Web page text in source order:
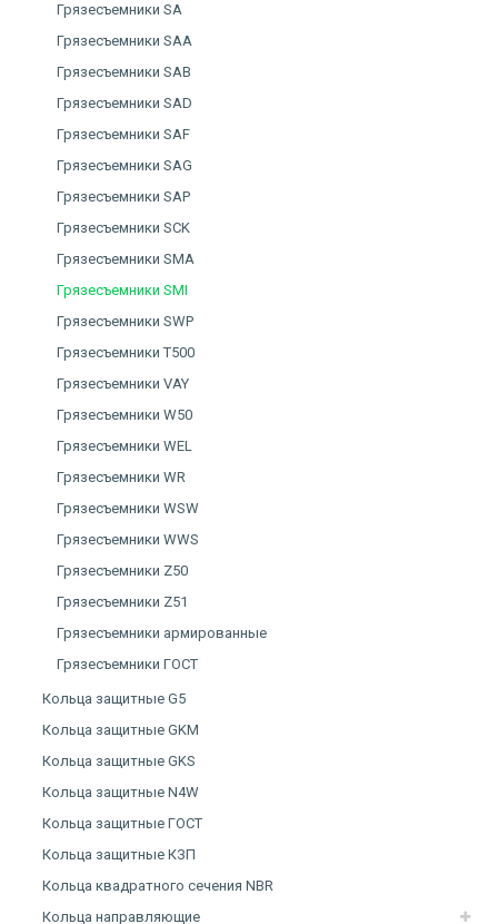
Грязесъемники SA
Грязесъемники SAA
Грязесъемники SAB
Грязесъемники SAD
Грязесъемники SAF
Грязесъемники SAG
Грязесъемники SAP
Грязесъемники SCK
Грязесъемники SMA
Грязесъемники SMI
Грязесъемники SWP
Грязесъемники T500
Грязесъемники VAY
Грязесъемники W50
Грязесъемники WEL
Грязесъемники WR
Грязесъемники WSW
Грязесъемники WWS
Грязесъемники Z50
Грязесъемники Z51
Грязесъемники армированные
Грязесъемники ГОСТ
Кольца защитные G5
Кольца защитные GKM
Кольца защитные GKS
Кольца защитные N4W
Кольца защитные ГОСТ
Кольца защитные КЗП
Кольца квадратного сечения NBR
Кольца направляющие